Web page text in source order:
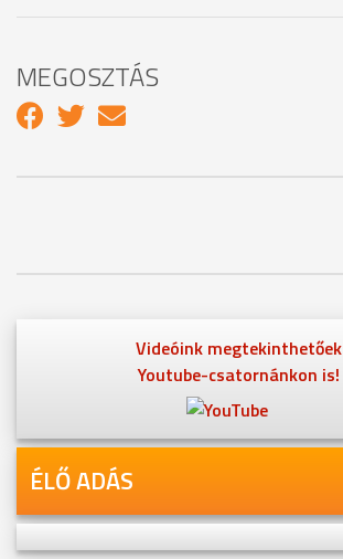
MEGOSZTÁS
Videóink megtekinthetőek
Youtube-csatornánkon is!
ÉLŐ ADÁS